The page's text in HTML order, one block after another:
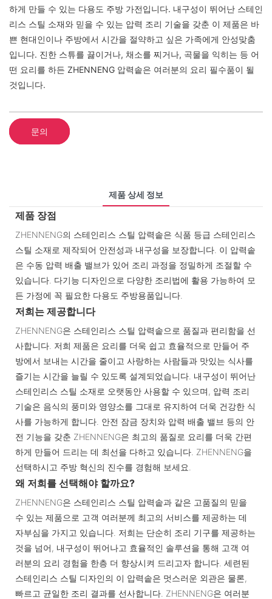
하게 만들 수 있는 다용도 주방 가전입니다. 내구성이 뛰어난 스테인
리스 스틸 소재와 믿을 수 있는 압력 조리 기술을 갖춘 이 제품은 바
쁜 현대인이나 주방에서 시간을 절약하고 싶은 가족에게 안성맞춤
입니다. 진한 스튜를 끓이거나, 채소를 찌거나, 곡물을 익히는 등 어
떤 요리를 하든 ZHENNENG 압력솥은 여러분의 요리 필수품이 될
것입니다.
문의
제품 상세 정보
제품 장점
ZHENNENG의 스테인리스 스틸 압력솥은 식품 등급 스테인리스
스틸 소재로 제작되어 안전성과 내구성을 보장합니다. 이 압력솥
은 수동 압력 배출 밸브가 있어 조리 과정을 정밀하게 조절할 수
있습니다. 다기능 디자인으로 다양한 조리법에 활용 가능하여 모
든 가정에 꼭 필요한 다용도 주방용품입니다.
저희는 제공합니다
ZHENNENG은 스테인리스 스틸 압력솥으로 품질과 편리함을 선
사합니다. 저희 제품은 요리를 더욱 쉽고 효율적으로 만들어 주
방에서 보내는 시간을 줄이고 사랑하는 사람들과 맛있는 식사를
즐기는 시간을 늘릴 수 있도록 설계되었습니다. 내구성이 뛰어난
스테인리스 스틸 소재로 오랫동안 사용할 수 있으며, 압력 조리
기술은 음식의 풍미와 영양소를 그대로 유지하여 더욱 건강한 식
사를 가능하게 합니다. 안전 잠금 장치와 압력 배출 밸브 등의 안
전 기능을 갖춘 ZHENNENG은 최고의 품질로 요리를 더욱 간편
하게 만들어 드리는 데 최선을 다하고 있습니다. ZHENNENG을
선택하시고 주방 혁신의 진수를 경험해 보세요.
왜 저희를 선택해야 할까요?
ZHENNENG은 스테인리스 스틸 압력솥과 같은 고품질의 믿을
수 있는 제품으로 고객 여러분께 최고의 서비스를 제공하는 데
자부심을 가지고 있습니다. 저희는 단순히 조리 기구를 제공하는
것을 넘어, 내구성이 뛰어나고 효율적인 솔루션을 통해 고객 여
러분의 요리 경험을 한층 더 향상시켜 드리고자 합니다. 세련된
스테인리스 스틸 디자인의 이 압력솥은 멋스러운 외관은 물론,
빠르고 균일한 조리 결과를 선사합니다. ZHENNENG은 여러분